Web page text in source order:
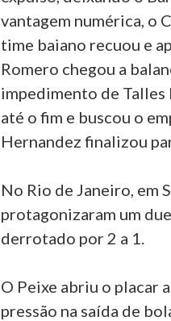
vantagem numérica, o
time baiano recuou e
Romero chegou a
impedimento de Talles
até o fim e buscou o
Hernandez finalizou
No Rio de Janeiro, em
protagonizaram um
derrotado por 2 a 1.
O Peixe abriu o placar
pressão na saída de